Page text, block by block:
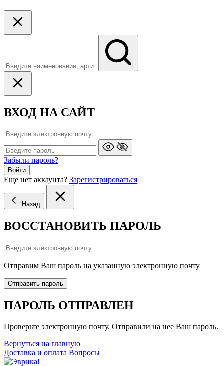
ВХОД НА САЙТ
Забыли пароль?
Войти
Еще нет аккаунта? Зарегистрироваться
Назад
ВОССТАНОВИТЬ ПАРОЛЬ
Отправим Ваш пароль на указанную электронную почту
Отправить пароль
ПАРОЛЬ ОТПРАВЛЕН
Проверьте электронную почту. Отправили на нее Ваш пароль.
Вернуться на главную
Доставка и оплата Вопросы